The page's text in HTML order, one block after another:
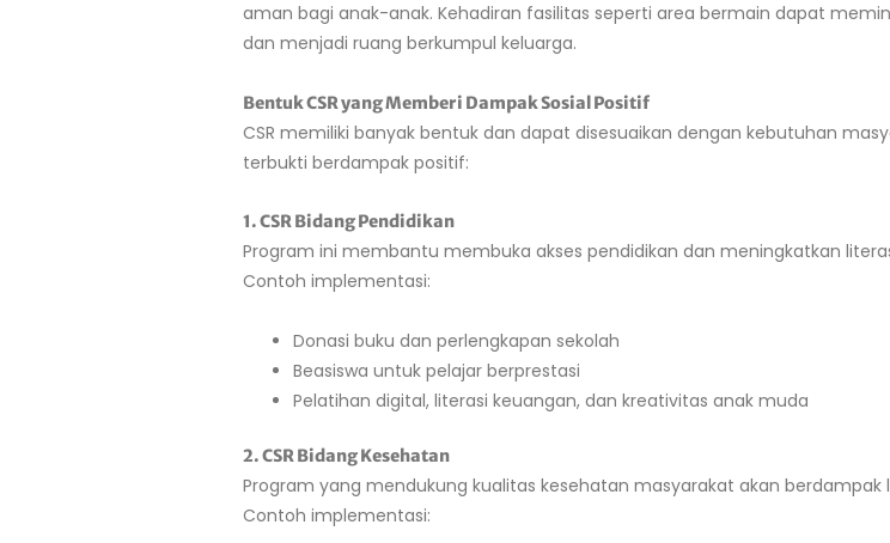
aman bagi anak-anak. Kehadiran fasilitas seperti area bermain dapat
dan menjadi ruang berkumpul keluarga.
Bentuk CSR yang Memberi Dampak Sosial Positif
CSR memiliki banyak bentuk dan dapat disesuaikan dengan kebutuhan
terbukti berdampak positif:
1. CSR Bidang Pendidikan
Program ini membantu membuka akses pendidikan dan meningkatkan
Contoh implementasi:
Donasi buku dan perlengkapan sekolah
Beasiswa untuk pelajar berprestasi
Pelatihan digital, literasi keuangan, dan kreativitas anak muda
2. CSR Bidang Kesehatan
Program yang mendukung kualitas kesehatan masyarakat akan
Contoh implementasi: